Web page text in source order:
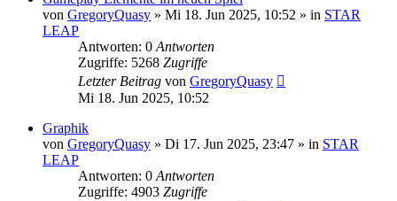
von GregoryQuasy » Mi 18. Jun 2025, 10:52 » in STAR
LEAP
Antworten: 0 Antworten
Zugriffe: 5268 Zugriffe
Letzter Beitrag von GregoryQuasy
Mi 18. Jun 2025, 10:52
Graphik
von GregoryQuasy » Di 17. Jun 2025, 23:47 » in STAR
LEAP
Antworten: 0 Antworten
Zugriffe: 4903 Zugriffe